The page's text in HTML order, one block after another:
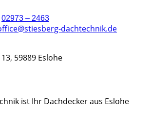
02973 – 2463
dachtechnik.de
59889 Eslohe
ist Ihr Dachdecker aus Eslohe